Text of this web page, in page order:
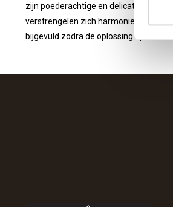
zijn poederachtige en delicate geur.
verstrengelen zich harmonieus in een
bijgevuld zodra de oplossing op is,